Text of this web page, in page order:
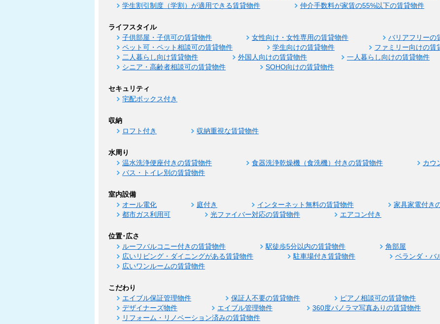
学生割引制度（学割）が適用できる賃貸物件
仲介手数料が家賃の55%以下の賃貸物件
ライフスタイル
子供部屋・子供可の賃貸物件 女性向け・女性専用の賃貸物件
バリアフリーの
ペット可・ペット相談可の賃貸物件
学生向けの賃貸物件 ファミリー向けの賃
二人暮らし向け賃貸物件
外国人向けの賃貸物件
一人暮らし向けの賃貸物件
シニア・高齢者相談可の賃貸物件
SOHO向けの賃貸物件
セキュリティ
宅配ボックス付き
収納
ロフト付き 収納重視な賃貸物件
水周り
温水洗浄便座付きの賃貸物件 食器洗浄乾燥機（食洗機）付きの賃貸物件
カウ
バス・トイレ別の賃貸物件
室内設備
オール電化 庭付き インターネット無料の賃貸物件
家具家電付き
都市ガス利用可
光ファイバー対応の賃貸物件 エアコン付き
位置･広さ
ルーフバルコニー付きの賃貸物件 駅徒歩5分以内の賃貸物件
角部屋
広いリビング・ダイニングがある賃貸物件
駐車場付き賃貸物件
ベランダ・バ
広いワンルームの賃貸物件
こだわり
エイブル保証管理物件 保証人不要の賃貸物件 ピアノ相談可の賃貸物件
デザイナーズ物件
エイブル管理物件 360度パノラマ写真ありの賃貸物件
リフォーム・リノベーション済みの賃貸物件